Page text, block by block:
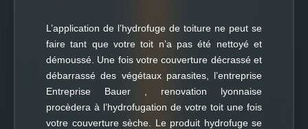
L’application de l’hydrofuge de toiture ne peut se
faire tant que votre toit n’a pas été nettoyé et
démoussé. Une fois votre couverture décrassé et
débarrassé des végétaux parasites, l’entreprise
Entreprise Bauer , renovation lyonnaise
procèdera à l’hydrofugation de votre toit une fois
votre couverture sèche. Le produit hydrofuge se